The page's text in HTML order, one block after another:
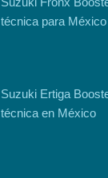
técnica para México
Suzuki Ertiga
técnica en México